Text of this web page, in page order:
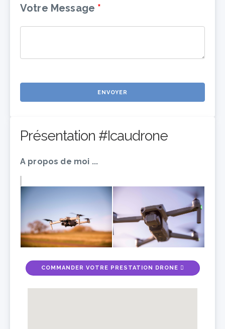
Votre Message
ENVOYER
Présentation #Icaudrone
A propos de moi ...
COMMANDER VOTRE PRESTATION DRONE